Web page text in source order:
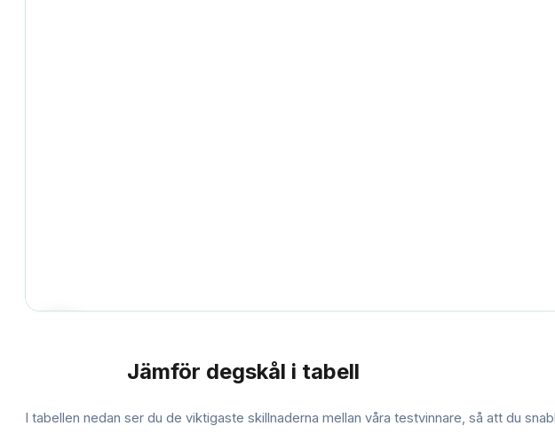
Jämför degskål i tabell
I tabellen nedan ser du de viktigaste skillnaderna mellan våra testvinnare, så att du